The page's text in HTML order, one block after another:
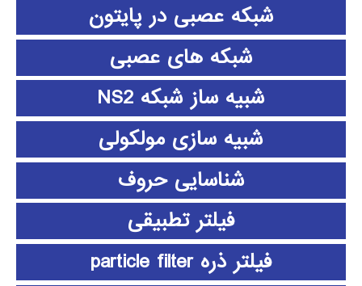
شبکه عصبی در پایتون
شبکه های عصبی
شبیه ساز شبکه NS2
شبیه سازی مولکولی
شناسایی حروف
فیلتر تطبیقی
فیلتر ذره particle filter